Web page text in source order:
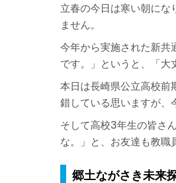
立春の今日は寒い朝に
ません。
今年から実施された新共
です。」というと、「大
本日は長崎県公立高校前
錯している思いますが、
そして高校3年生の皆さ
な。」と、お友達も教職
郷土ながさき未来